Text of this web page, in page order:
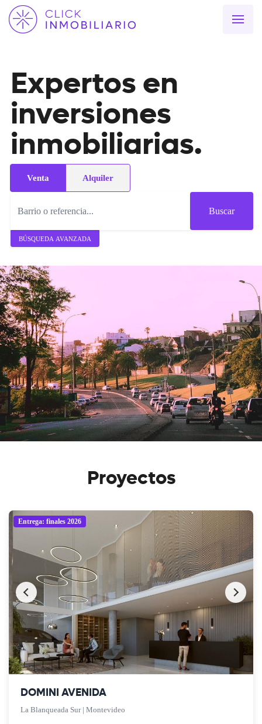
Expertos en
inversiones
inmobiliarias.
Venta Alquiler
Buscar
BÚSQUEDA AVANZADA
Proyectos
Entrega: finales 2026
DOMINI AVENIDA
La Blanqueada Sur | Montevideo